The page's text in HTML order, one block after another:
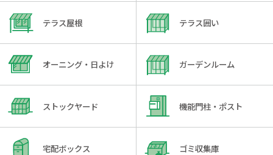
テラス屋根 テラス囲い
オーニング・日よけ ガーデンルーム
ストックヤード 機能門柱・ポスト
宅配ボックス ゴミ収集庫